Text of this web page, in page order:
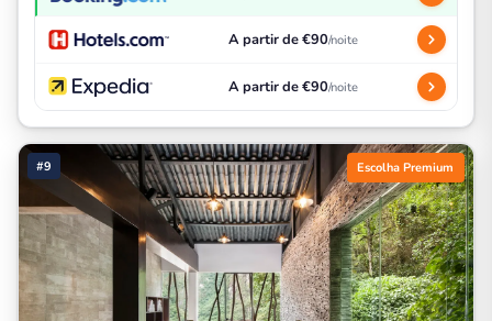
A partir de €90/noite
A partir de €90/noite
#9 Escolha Premium